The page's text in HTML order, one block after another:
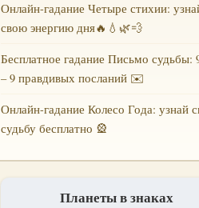
Онлайн-гадание Четыре стихии:
свою энергию дня🔥💧🌿💨
Бесплатное гадание Письмо судьбы:
– 9 правдивых посланий ✉️
Онлайн-гадание Колесо Года: узнай
судьбу бесплатно 🎡
Планеты в знаках